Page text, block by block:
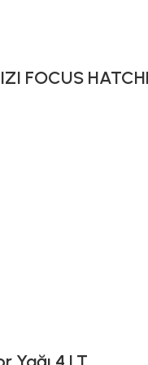
FOCUS